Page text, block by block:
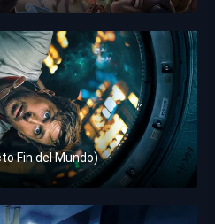
Fin del Mundo)